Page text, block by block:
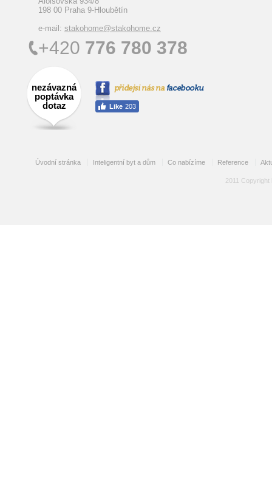
198 00 Praha 9-Hloubětín
e-mail: stakohome@stakohome.cz
+420 776 780 378
nezávazná
poptávka
dotaz
Úvodní stránka Inteligentní byt a dům Co nabízíme Reference
2011